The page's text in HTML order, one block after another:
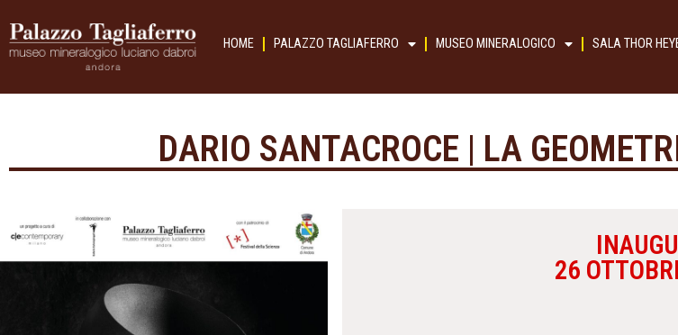
HOME PALAZZO TAGLIAFERRO MUSEO MINERALOGICO SALA THOR
DARIO SANTACROCE | LA
26